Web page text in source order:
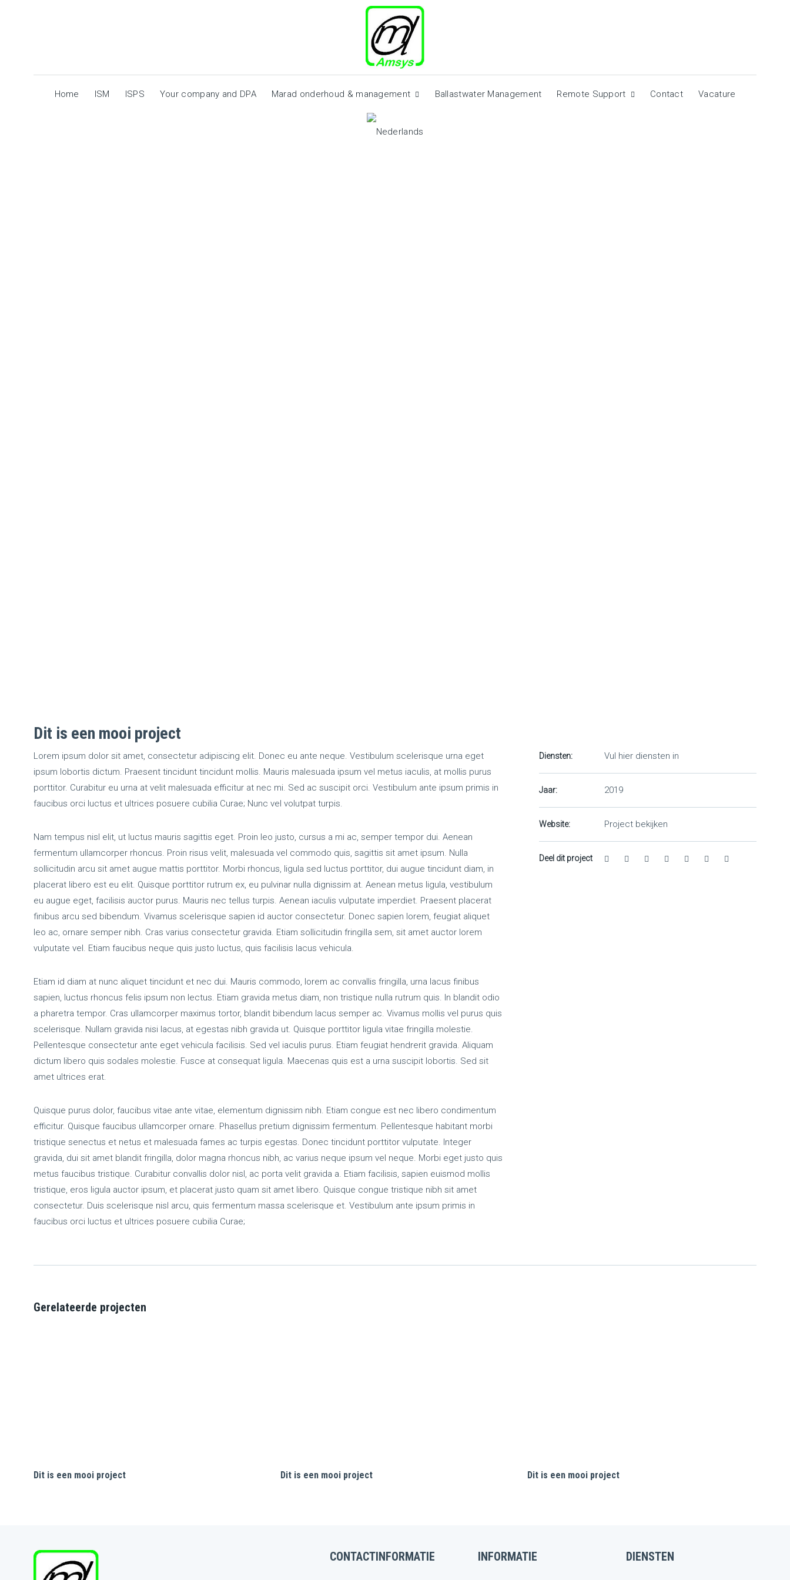
Home ISM ISPS Your company and DPA Marad onderhoud & management Ballastwater Management Remote Support Contact Vacature
Dit is een mooi project
Lorem ipsum dolor sit amet, consectetur adipiscing elit. Donec eu ante neque. Vestibulum scelerisque urna eget
ipsum lobortis dictum. Praesent tincidunt tincidunt mollis. Mauris malesuada ipsum vel metus iaculis, at mollis purus
porttitor. Curabitur eu urna at velit malesuada efficitur at nec mi. Sed ac suscipit orci. Vestibulum ante ipsum primis in
faucibus orci luctus et ultrices posuere cubilia Curae; Nunc vel volutpat turpis.
Nam tempus nisl elit, ut luctus mauris sagittis eget. Proin leo justo, cursus a mi ac, semper tempor dui. Aenean
fermentum ullamcorper rhoncus. Proin risus velit, malesuada vel commodo quis, sagittis sit amet ipsum. Nulla
sollicitudin arcu sit amet augue mattis porttitor. Morbi rhoncus, ligula sed luctus porttitor, dui augue tincidunt diam, in
placerat libero est eu elit. Quisque porttitor rutrum ex, eu pulvinar nulla dignissim at. Aenean metus ligula, vestibulum
eu augue eget, facilisis auctor purus. Mauris nec tellus turpis. Aenean iaculis vulputate imperdiet. Praesent placerat
finibus arcu sed bibendum. Vivamus scelerisque sapien id auctor consectetur. Donec sapien lorem, feugiat aliquet
leo ac, ornare semper nibh. Cras varius consectetur gravida. Etiam sollicitudin fringilla sem, sit amet auctor lorem
vulputate vel. Etiam faucibus neque quis justo luctus, quis facilisis lacus vehicula.
Etiam id diam at nunc aliquet tincidunt et nec dui. Mauris commodo, lorem ac convallis fringilla, urna lacus finibus
sapien, luctus rhoncus felis ipsum non lectus. Etiam gravida metus diam, non tristique nulla rutrum quis. In blandit odio
a pharetra tempor. Cras ullamcorper maximus tortor, blandit bibendum lacus semper ac. Vivamus mollis vel purus quis
scelerisque. Nullam gravida nisi lacus, at egestas nibh gravida ut. Quisque porttitor ligula vitae fringilla molestie.
Pellentesque consectetur ante eget vehicula facilisis. Sed vel iaculis purus. Etiam feugiat hendrerit gravida. Aliquam
dictum libero quis sodales molestie. Fusce at consequat ligula. Maecenas quis est a urna suscipit lobortis. Sed sit
amet ultrices erat.
Quisque purus dolor, faucibus vitae ante vitae, elementum dignissim nibh. Etiam congue est nec libero condimentum
efficitur. Quisque faucibus ullamcorper ornare. Phasellus pretium dignissim fermentum. Pellentesque habitant morbi
tristique senectus et netus et malesuada fames ac turpis egestas. Donec tincidunt porttitor vulputate. Integer
gravida, dui sit amet blandit fringilla, dolor magna rhoncus nibh, ac varius neque ipsum vel neque. Morbi eget justo quis
metus faucibus tristique. Curabitur convallis dolor nisl, ac porta velit gravida a. Etiam facilisis, sapien euismod mollis
tristique, eros ligula auctor ipsum, et placerat justo quam sit amet libero. Quisque congue tristique nibh sit amet
consectetur. Duis scelerisque nisl arcu, quis fermentum massa scelerisque et. Vestibulum ante ipsum primis in
faucibus orci luctus et ultrices posuere cubilia Curae;
Diensten: Vul hier diensten in
Jaar: 2019
Website: Project bekijken
Deel dit project
Gerelateerde projecten
Dit is een mooi project Dit is een mooi project Dit is een mooi project
CONTACTINFORMATIE INFORMATIE DIENSTEN